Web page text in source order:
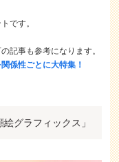
です。
記事も参考になります。
係性ごとに大特集！
グラフィックス」